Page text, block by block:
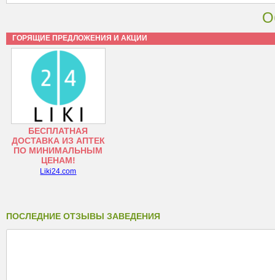
ГОРЯЩИЕ ПРЕДЛОЖЕНИЯ И АКЦИИ
БЕСПЛАТНАЯ
ДОСТАВКА ИЗ АПТЕК
ПО МИНИМАЛЬНЫМ
ЦЕНАМ!
Liki24.com
ПОСЛЕДНИЕ ОТЗЫВЫ ЗАВЕДЕНИЯ